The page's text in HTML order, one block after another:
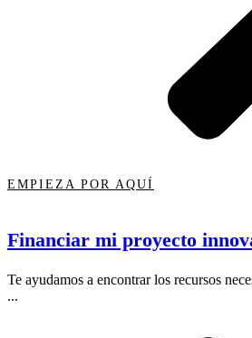
EMPIEZA POR AQUÍ
Financiar mi proyecto
Te ayudamos a encontrar los recursos
...